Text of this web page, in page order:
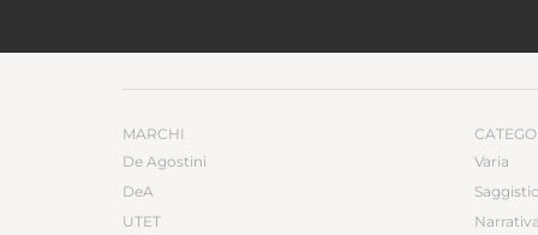
MARCHI
De Agostini
DeA
UTET
Varia